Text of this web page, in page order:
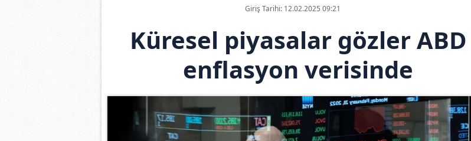
Giriş Tarihi: 12.02.2025 09:21
Küresel piyasalar gözler ABD
enflasyon verisinde